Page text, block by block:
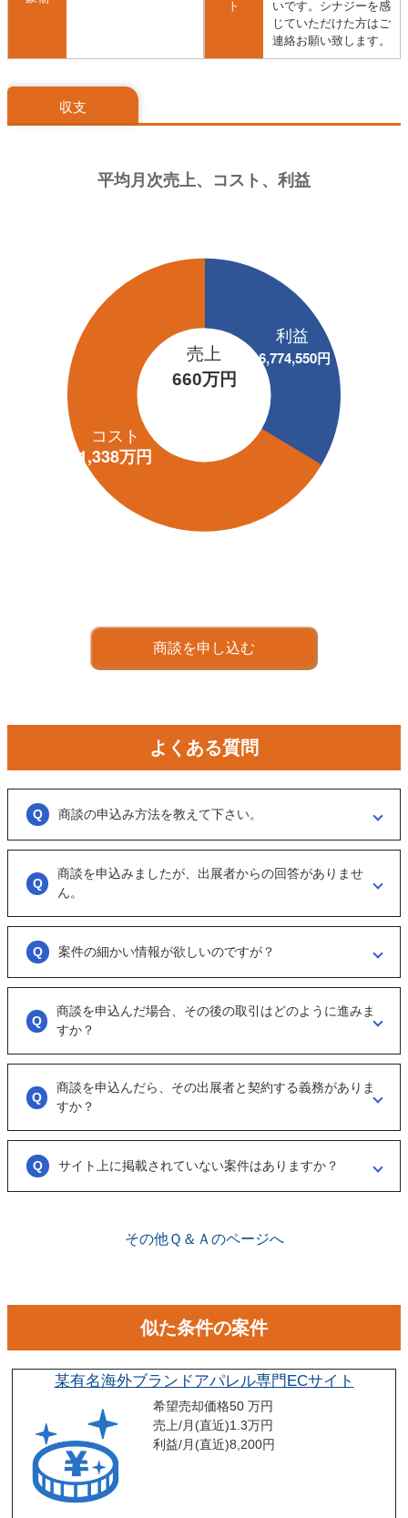
ト
いです。シナジーを感
じていただけた方はご
連絡お願い致します。
収支
売上
660万円
商談を申し込む
よくある質問
商談の申込み方法を教えて下さい。
「商談を申し込む」ボタンからお申し込みください。
商談といっても、急に条件、金額交渉を行う訳ではなくまずは、どのよ
うな事業をされているのか？
可能であれば、詳細情報を出して欲しいと連絡ください。
商談を申込みましたが、出展者からの回答がありませ
ん。
大変申し訳ございません。こちらも、回答がない出展者には返事をする
ように催促をしております。
ただ、案件を見ていない方もおられるので、数日経っても返信がない場
案件の細かい情報が欲しいのですが？
「商談を申し込む」ボタンから案件の詳細情報をリクエストしてくださ
オンラインとは言え対人のやりとりですので、丁寧な言葉遣いを心掛け
商談を申込んだ場合、その後の取引はどのように進みま
すか？
実際に出展者（仲介案件の場合、仲介担当者）とのメッセージのやりと
りになります。
具体的に購入を考えた場合は、一度、出展者とのオンライン面談を行う
商談を申込んだら、その出展者と契約する義務がありま
すか？
ございません。まずは、商談でどのような事業なのかを確認する目的も
あるため、気軽に商談申し込みを行ってください。
サイト上に掲載されていない案件はありますか？
その他Ｑ＆Ａのページへ
似た条件の案件
某有名海外ブランドアパレル専門ECサイト
希望売却価格50 万円
売上/月(直近)1.3万円
利益/月(直近)8,200円